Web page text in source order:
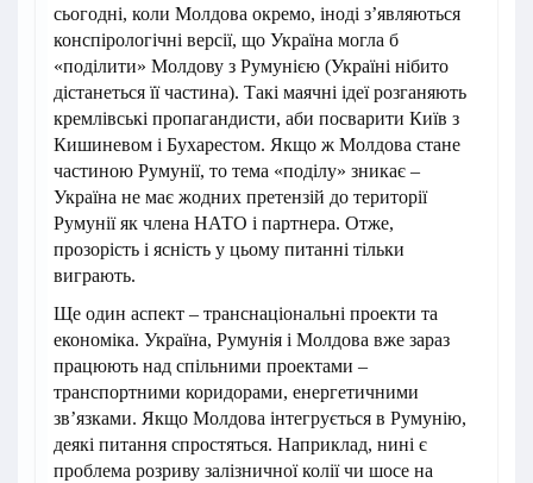
сьогодні, коли Молдова окремо, іноді з’являються
конспірологічні версії, що Україна могла б
«поділити» Молдову з Румунією (Україні нібито
дістанеться її частина). Такі маячні ідеї розганяють
кремлівські пропагандисти, аби посварити Київ з
Кишиневом і Бухарестом. Якщо ж Молдова стане
частиною Румунії, то тема «поділу» зникає –
Україна не має жодних претензій до території
Румунії як члена НАТО і партнера. Отже,
прозорість і ясність у цьому питанні тільки
виграють.
Ще один аспект – транснаціональні проекти та
економіка. Україна, Румунія і Молдова вже зараз
працюють над спільними проектами –
транспортними коридорами, енергетичними
зв’язками. Якщо Молдова інтегрується в Румунію,
деякі питання спростяться. Наприклад, нині є
проблема розриву залізничної колії чи шосе на